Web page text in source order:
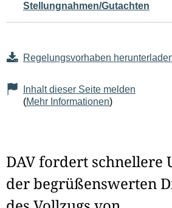
Stellungnahmen/Gutachten
Regelungsvorhaben
Inhalt dieser Seite melden
(Mehr Informationen)
DAV fordert schnellere
der begrüßenswerten